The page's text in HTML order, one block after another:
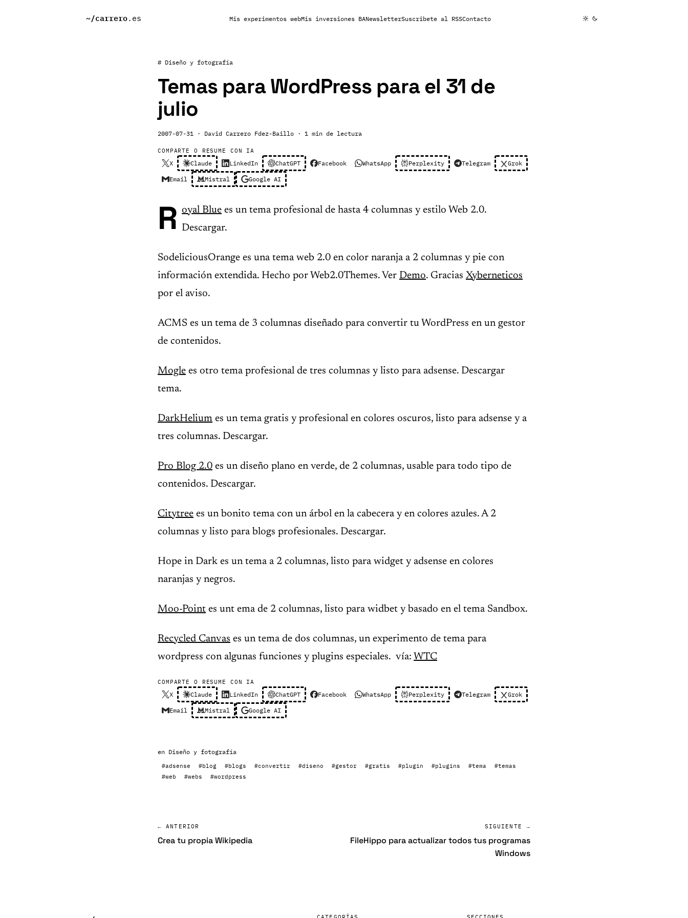
~/carrero.es Mis experimentos webMis inversiones BANewsletterSuscribete al RSSContacto
# Diseño y fotografía
Temas para WordPress para el 31 de
julio
2007-07-31 · David Carrero Fdez-Baillo · 1 min de lectura
COMPARTE O RESUME CON IA
X Claude LinkedIn ChatGPT Facebook WhatsApp Perplexity Telegram Grok
Email Mistral Google AI
R oyal Blue es un tema profesional de hasta 4 columnas y estilo Web 2.0.
Descargar.
SodeliciousOrange es una tema web 2.0 en color naranja a 2 columnas y pie con
información extendida. Hecho por Web2.0Themes. Ver Demo. Gracias Xyberneticos
por el aviso.
ACMS es un tema de 3 columnas diseñado para convertir tu WordPress en un gestor
de contenidos.
Mogle es otro tema profesional de tres columnas y listo para adsense. Descargar
tema.
DarkHelium es un tema gratis y profesional en colores oscuros, listo para adsense y a
tres columnas. Descargar.
Pro Blog 2.0 es un diseño plano en verde, de 2 columnas, usable para todo tipo de
contenidos. Descargar.
Citytree es un bonito tema con un árbol en la cabecera y en colores azules. A 2
columnas y listo para blogs profesionales. Descargar.
Hope in Dark es un tema a 2 columnas, listo para widget y adsense en colores
naranjas y negros.
Moo-Point es unt ema de 2 columnas, listo para widbet y basado en el tema Sandbox.
Recycled Canvas es un tema de dos columnas, un experimento de tema para
wordpress con algunas funciones y plugins especiales. vía: WTC
COMPARTE O RESUME CON IA
X Claude LinkedIn ChatGPT Facebook WhatsApp Perplexity Telegram Grok
Email Mistral Google AI
en Diseño y fotografía
#adsense #blog #blogs #convertir #diseno #gestor #gratis #plugin #plugins #tema
#temas
#web
#webs #wordpress
← ANTERIOR
Crea tu propia Wikipedia
SIGUIENTE →
FileHippo para actualizar todos tus programas
Windows